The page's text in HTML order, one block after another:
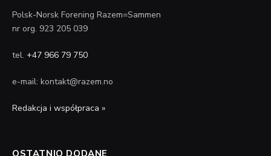
Polsk-Norsk Forening Razem=Sammen
nr org. 923 205 039
tel. +47 966 79 750
e-mail: kontakt@razem.no
Redakcja i współpraca »